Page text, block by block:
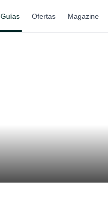
Guías Ofertas Magazine